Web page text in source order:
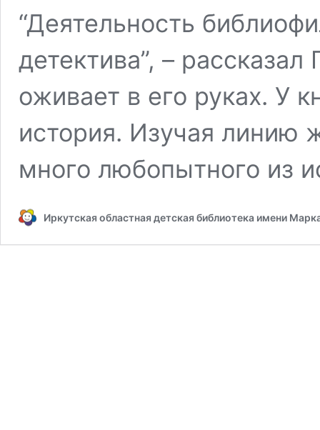
“Деятельность
детектива”, –
оживает в его руках. У
история. Изучая линию
много любопытного из
Иркутская областная детская библиотека имени